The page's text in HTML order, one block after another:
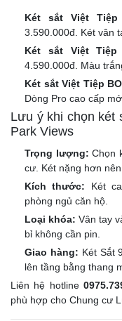
Két sắt Việt Tiệp
3.590.000đ. Két vân
Két sắt Việt Tiệp
4.590.000đ. Màu
Két sắt Việt Tiệp
Dòng Pro cao cấp
Lưu ý khi chọn két
Park Views
Trọng lượng: Chọn
cư. Két nặng hơn
Kích thước: Két
phòng ngủ căn hộ.
Loại khóa: Vân tay
bỉ không cần pin.
Giao hàng: Két Sắt
lên tầng bằng thang
Liên hệ hotline
phù hợp cho Chung cư